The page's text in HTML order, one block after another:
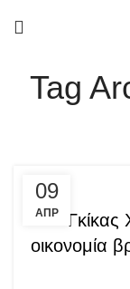
Tag
09
ΑΠΡ
Γκίκας
οικονομία